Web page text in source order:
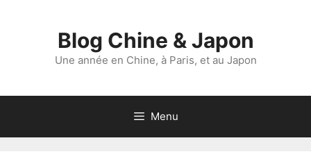
Blog Chine & Japon
Une année en Chine, à Paris, et au Japon
Menu